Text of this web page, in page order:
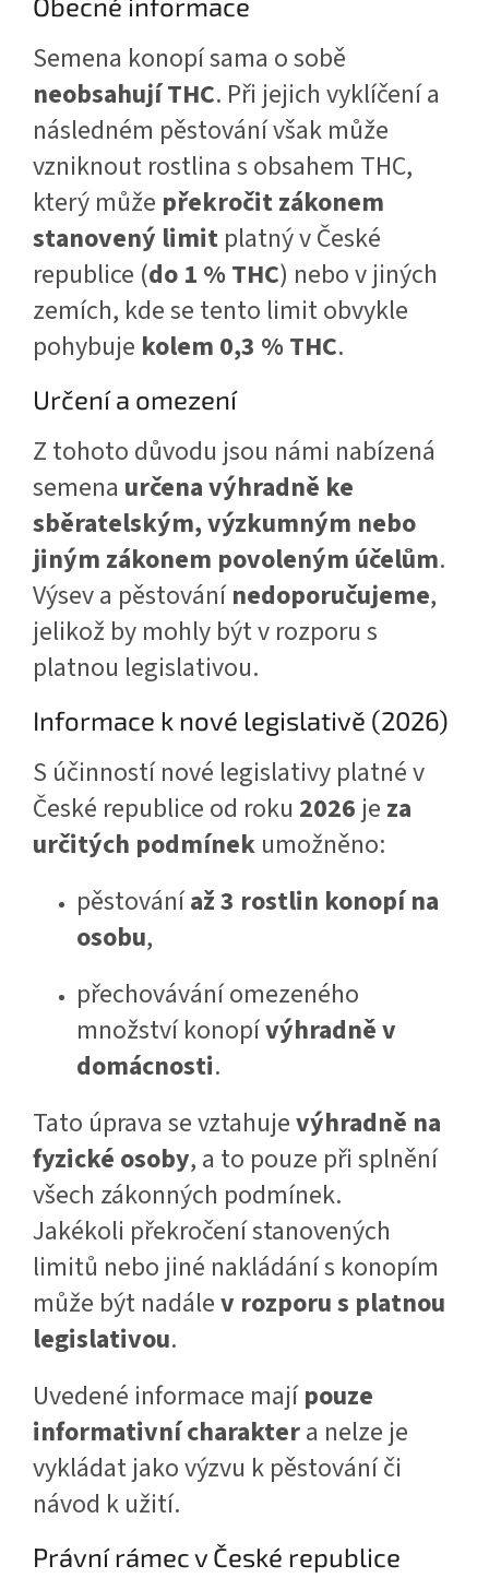
Semena konopí sama o sobě
neobsahují THC. Při jejich vyklíčení a
následném pěstování však může
vzniknout rostlina s obsahem THC,
který může překročit zákonem
stanovený limit platný v České
republice (do 1 % THC) nebo v jiných
zemích, kde se tento limit obvykle
pohybuje kolem 0,3 % THC.
Určení a omezení
Z tohoto důvodu jsou námi nabízená
semena určena výhradně ke
sběratelským, výzkumným nebo
jiným zákonem povoleným účelům.
Výsev a pěstovánínedoporučujeme,
jelikož by mohly být v rozporu s
platnou legislativou.
Informace k nové legislativě (2026)
S účinností nové legislativy platné v
České republice od roku 2026 je za
určitých podmínek umožněno:
pěstováníaž 3 rostlin konopí na
osobu,
přechovávání omezeného
množství konopívýhradně v
domácnosti.
Tato úprava se vztahujevýhradně na
fyzické osoby, a to pouze při splnění
všech zákonných podmínek.
Jakékoli překročení stanovených
limitů nebo jiné nakládání s konopím
může být nadálev rozporu s platnou
legislativou.
Uvedené informace majípouze
informativní charaktera nelze je
vykládat jako výzvu k pěstování či
návod k užití.
Právní rámec v České republice